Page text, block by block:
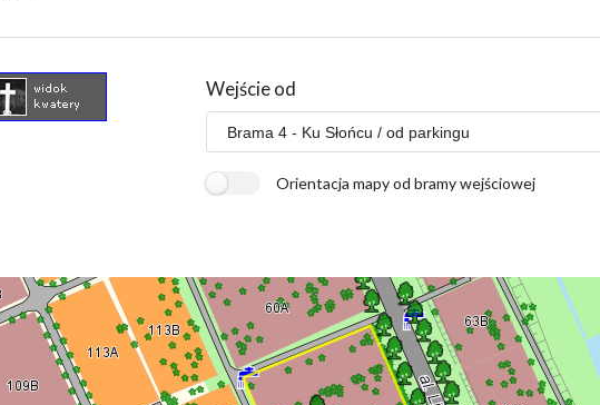
Wejście od
Orientacja mapy od bramy wejściowej